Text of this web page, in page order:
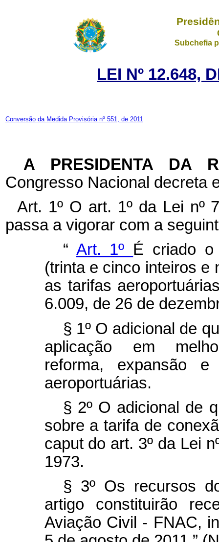
Subchefia
LEI Nº 12.648,
Conversão da Medida Provisória nº 551, de 2011
A PRESIDENTA DA
Congresso Nacional decreta
Art. 1º O art. 1º da Lei nº
passa a vigorar com a
“ Art. 1º É criado o
(trinta e cinco inteiros e
as tarifas
6.009, de 26 de
§ 1º O adicional de
aplicação em
reforma, expansão e
aeroportuárias.
§ 2º O adicional de
sobre a tarifa de
caput do art. 3º da Lei
1973.
§ 3º Os recursos
artigo constituirão
Aviação Civil - FNAC,